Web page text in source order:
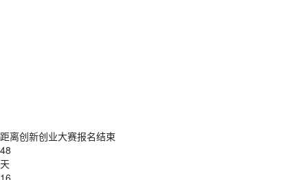
距离创新创业大赛报名结束
48
天
16